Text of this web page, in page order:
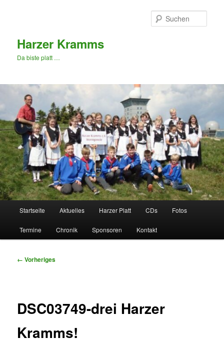
Harzer Kramms
Da biste platt …
Startseite Aktuelles Harzer Platt CDs Fotos
Termine Chronik Sponsoren Kontakt
Bilder-
← Vorheriges
DSC03749-drei Harzer
Kramms!